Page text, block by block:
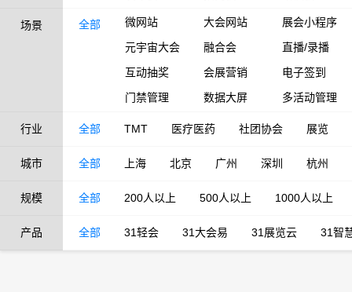
场景 全部 微网站 大会网站
展会小程序
元宇宙大会
融合会
直播/录播
互动抽奖
会展营销
电子签到
门禁管理
数据大屏 多活动管理
行业 全部 TMT 医疗医药 社团协会 展览
城市 全部 上海 北京 广州 深圳 杭州
规模 全部 200人以上 500人以上 1000人以上
产品 全部 31轻会 31大会易 31展览云 31智